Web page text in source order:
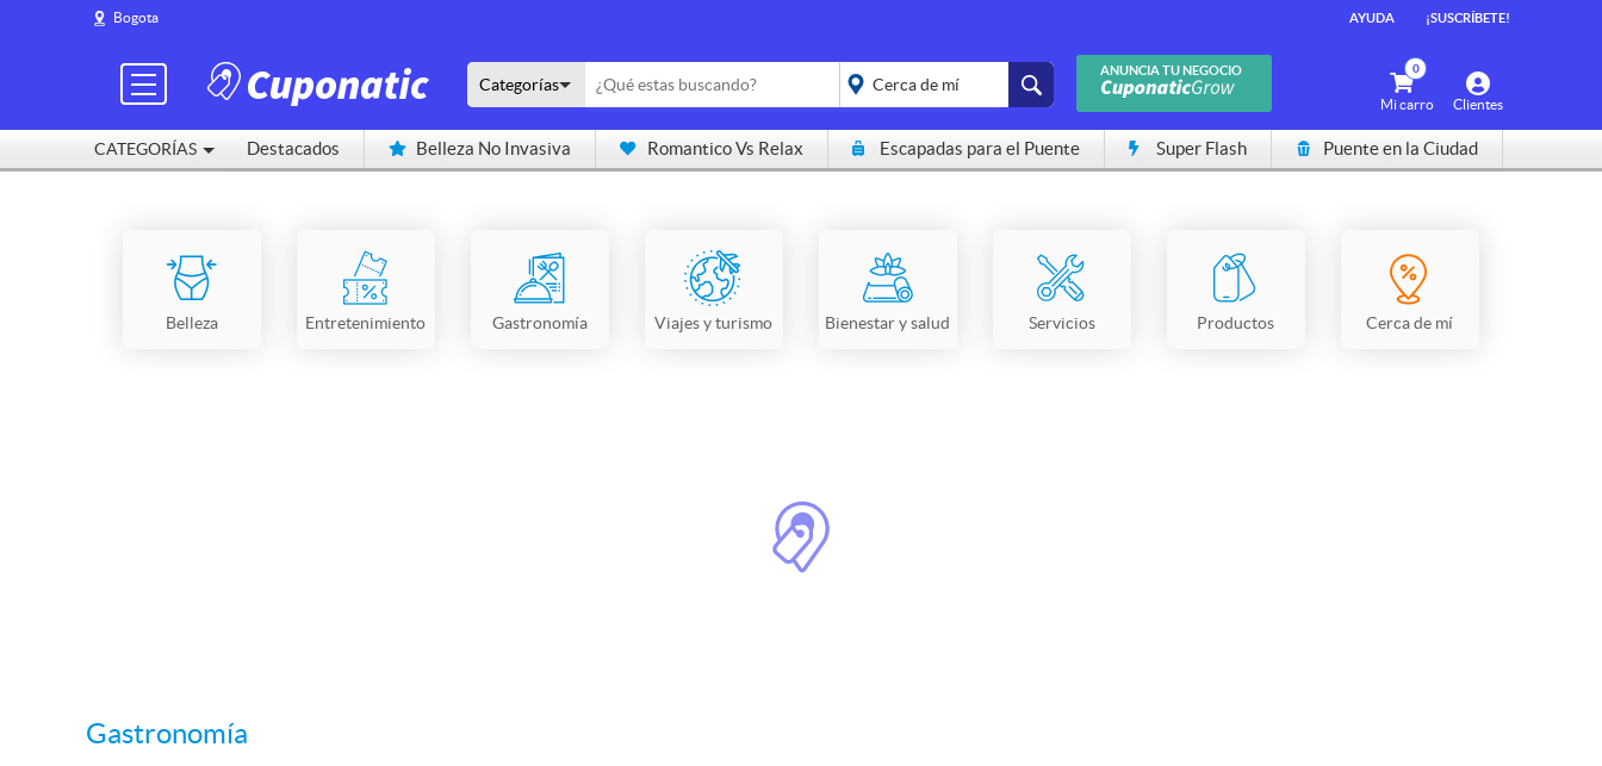
Bogota AYUDA ¡SUSCRÍBETE!
CATEGORÍAS
ANUNCIA TU NEGOCIO
Clientes
Categorías
placeholder="Todo el
0
Mi carro
Destacados Belleza No Invasiva Romantico Vs Relax Escapadas para el Puente Super Flash Puente en la Ciudad
Belleza Entretenimiento Gastronomía Viajes y turismo Bienestar y salud Servicios Productos Cerca de mí
Gastronomía